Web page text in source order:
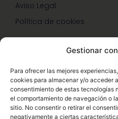
Gestionar
Para ofrecer las mejores
cookies para almacenar y/o acceder
consentimiento de estas tecnologías
el comportamiento de navegación o
sitio. No consentir o retirar el
negativamente a ciertas
Aviso Legal
Política de cookies
Hazte Miembro Herbalife
Consulta Nutrición Gratis